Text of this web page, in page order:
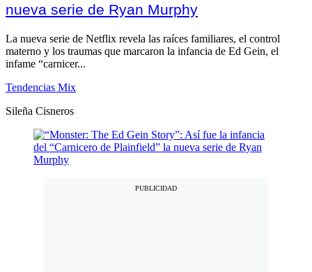
nueva serie de Ryan Murphy
La nueva serie de Netflix revela las raíces familiares, el control
materno y los traumas que marcaron la infancia de Ed Gein, el
infame “carnicer...
Tendencias Mix
Sileña Cisneros